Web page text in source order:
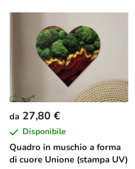
Quadro in muschio a forma
di cuore Unione (stampa UV)
da 27,80 €
Disponibile